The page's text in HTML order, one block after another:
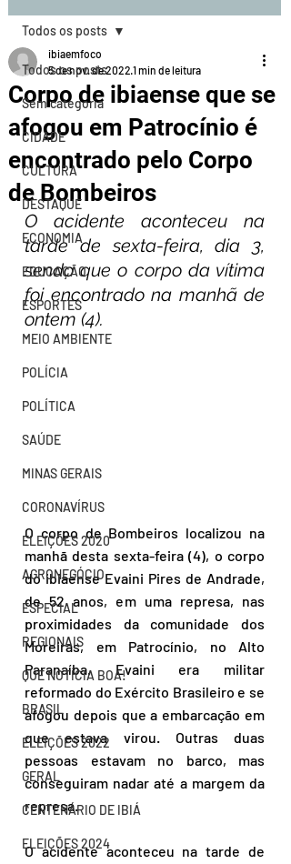
Todos os posts
Sem categoria
CIDADE
CULTURA
DESTAQUE
ECONOMIA
EDUCAÇÃO
ESPORTES
MEIO AMBIENTE
POLÍCIA
POLÍTICA
SAÚDE
MINAS GERAIS
CORONAVÍRUS
ELEIÇÕES 2020
AGRONEGÓCIO
ESPECIAL
REGIONAIS
QUE NOTÍCIA BOA!
BRASIL
ELEIÇÕES 2022
GERAL
CENTENÁRIO DE IBIÁ
ELEIÇÕES 2024
Todos os posts
Corpo de ibiaense que se
afogou em Patrocínio é
encontrado pelo Corpo
de Bombeiros
ibiaemfoco
5 de nov. de 2022 1 min de leitura
O acidente aconteceu na
tarde de sexta-feira, dia 3,
sendo que o corpo da vítima
foi encontrado na manhã de
ontem (4).
O corpo de Bombeiros localizou na
manhã desta sexta-feira (4), o corpo
do ibiaense Evaini Pires de Andrade,
de 52 anos, em uma represa, nas
proximidades da comunidade dos
Moreiras, em Patrocínio, no Alto
Paranaíba. Evaini era militar
reformado do Exército Brasileiro e se
afogou depois que a embarcação em
que estava virou. Outras duas
pessoas estavam no barco, mas
conseguiram nadar até a margem da
represa.
O acidente aconteceu na tarde de